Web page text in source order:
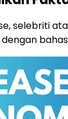
selebriti